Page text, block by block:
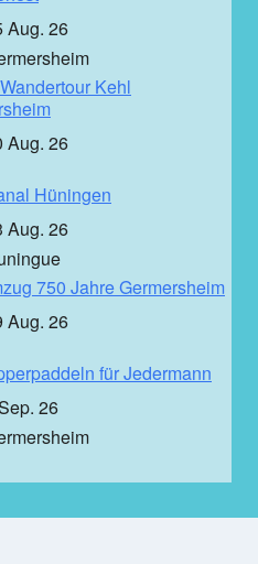
Aug. 26
Kehl
Aug. 26
Hüningen
Aug. 26
750 Jahre Germersheim
Aug. 26
für Jedermann
26